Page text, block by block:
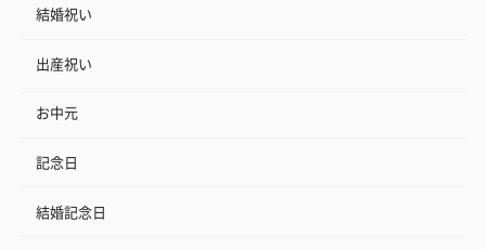
結婚祝い
出産祝い
お中元
記念日
結婚記念日